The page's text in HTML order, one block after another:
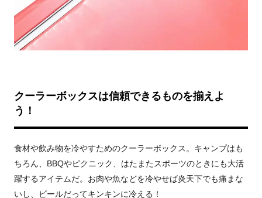
クーラーボックスは信頼できるものを揃えよ
う！
食材や飲み物を冷やすためのクーラーボックス。キャンプはも
ちろん、BBQやピクニック、はたまたスポーツのときにも大活
躍するアイテムだ。お肉や魚などを冷やせば炎天下でも痛まな
いし、ビールだってキンキンに冷える！